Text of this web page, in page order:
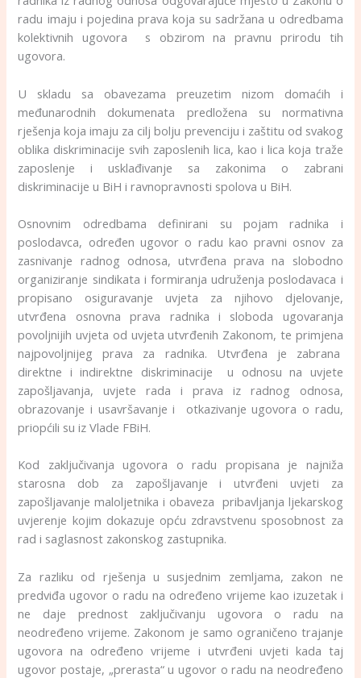
radu imaju i pojedina prava koja su sadržana u odredbama
kolektivnih ugovora s obzirom na pravnu prirodu tih
ugovora.
U skladu sa obavezama preuzetim nizom domaćih i
međunarodnih dokumenata predložena su normativna
rješenja koja imaju za cilj bolju prevenciju i zaštitu od svakog
oblika diskriminacije svih zaposlenih lica, kao i lica koja traže
zaposlenje i usklađivanje sa zakonima o zabrani
diskriminacije u BiH i ravnopravnosti spolova u BiH.
Osnovnim odredbama definirani su pojam radnika i
poslodavca, određen ugovor o radu kao pravni osnov za
zasnivanje radnog odnosa, utvrđena prava na slobodno
organiziranje sindikata i formiranja udruženja poslodavaca i
propisano osiguravanje uvjeta za njihovo djelovanje,
utvrđena osnovna prava radnika i sloboda ugovaranja
povoljnijih uvjeta od uvjeta utvrđenih Zakonom, te primjena
najpovoljnijeg prava za radnika. Utvrđena je zabrana
direktne i indirektne diskriminacije u odnosu na uvjete
zapošljavanja, uvjete rada i prava iz radnog odnosa,
obrazovanje i usavršavanje i otkazivanje ugovora o radu,
priopćili su iz Vlade FBiH.
Kod zaključivanja ugovora o radu propisana je najniža
starosna dob za zapošljavanje i utvrđeni uvjeti za
zapošljavanje maloljetnika i obaveza pribavljanja ljekarskog
uvjerenje kojim dokazuje opću zdravstvenu sposobnost za
rad i saglasnost zakonskog zastupnika.
Za razliku od rješenja u susjednim zemljama, zakon ne
predviđa ugovor o radu na određeno vrijeme kao izuzetak i
ne daje prednost zaključivanju ugovora o radu na
neodređeno vrijeme. Zakonom je samo ograničeno trajanje
ugovora na određeno vrijeme i utvrđeni uvjeti kada taj
ugovor postaje, „prerasta“ u ugovor o radu na neodređeno